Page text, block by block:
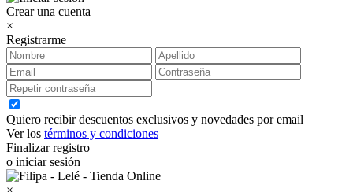
Crear una cuenta
×
Registrarme
Quiero recibir descuentos exclusivos y novedades por email
Ver los términos y condiciones
Finalizar registro
o iniciar sesión